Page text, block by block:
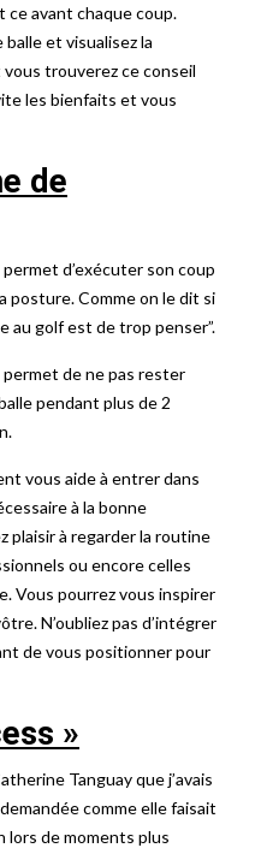
avant chaque coup.
et visualisez la
trouverez ce conseil
les bienfaits et vous
de
d’exécuter son coup
posture. Comme on le dit si
au golf est de trop penser”.
de ne pas rester
pendant plus de 2
vous aide à entrer dans
à la bonne
plaisir à regarder la routine
ou encore celles
Vous pourrez vous inspirer
N’oubliez pas d’intégrer
de vous positionner pour
»
Tanguay que j’avais
comme elle faisait
lors de moments plus